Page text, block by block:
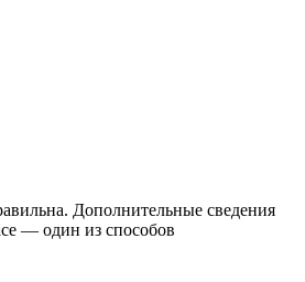
Дополнительные сведения
— один из способов